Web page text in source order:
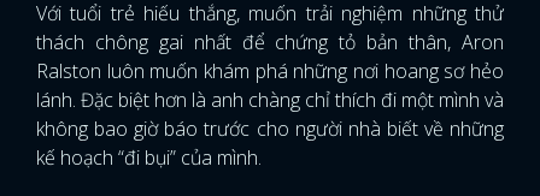
Với tuổi trẻ hiếu thắng, muốn trải nghiệm những thử
thách chông gai nhất để chứng tỏ bản thân, Aron
Ralston luôn muốn khám phá những nơi hoang sơ hẻo
lánh. Đặc biệt hơn là anh chàng chỉ thích đi một mình và
không bao giờ báo trước cho người nhà biết về những
kế hoạch “đi bụi” của mình.